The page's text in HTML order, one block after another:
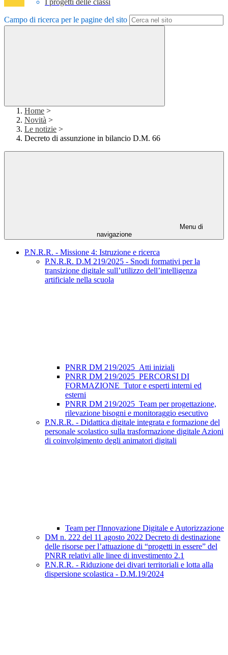
I progetti delle classi
Campo di ricerca per le pagine del sito
Home >
Novità >
Le notizie >
Decreto di assunzione in bilancio D.M. 66
Menu di
navigazione
P.N.R.R. - Missione 4: Istruzione e ricerca
P.N.R.R. D.M 219/2025 - Snodi formativi per la
transizione digitale sull’utilizzo dell’intelligenza
artificiale nella scuola
PNRR DM 219/2025_Atti iniziali
PNRR DM 219/2025_PERCORSI DI
FORMAZIONE_Tutor e esperti interni ed
esterni
PNRR DM 219/2025_Team per progettazione,
rilevazione bisogni e monitoraggio esecutivo
P.N.R.R. - Didattica digitale integrata e formazione del
personale scolastico sulla trasformazione digitale Azioni
di coinvolgimento degli animatori digitali
Team per l'Innovazione Digitale e Autorizzazione
DM n. 222 del 11 agosto 2022 Decreto di destinazione
delle risorse per l’attuazione di “progetti in essere” del
PNRR relativi alle linee di investimento 2.1
P.N.R.R. - Riduzione dei divari territoriali e lotta alla
dispersione scolastica - D.M.19/2024